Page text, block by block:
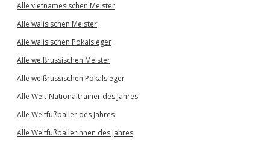
Alle vietnamesischen Meister
Alle walisischen Meister
Alle walisischen Pokalsieger
Alle weißrussischen Meister
Alle weißrussischen Pokalsieger
Alle Welt-Nationaltrainer des Jahres
Alle Weltfußballer des Jahres
Alle Weltfußballerinnen des Jahres